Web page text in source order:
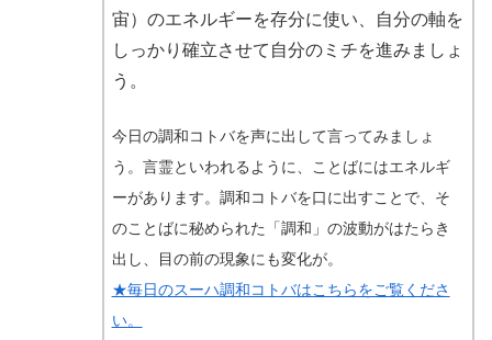
宙）のエネルギーを存分に使い、自分の軸を
しっかり確立させて自分のミチを進みましょ
う。
今日の調和コトバを声に出して言ってみましょ
う。言霊といわれるように、ことばにはエネルギ
ーがあります。調和コトバを口に出すことで、そ
のことばに秘められた「調和」の波動がはたらき
出し、目の前の現象にも変化が。
★毎日のスーハ調和コトバはこちらをご覧くださ
い。